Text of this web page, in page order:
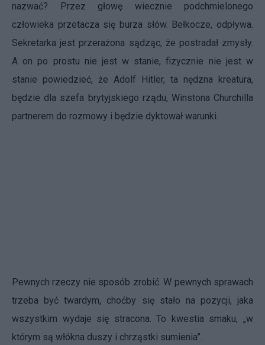
nazwać? Przez głowę wiecznie podchmielonego
człowieka przetacza się burza słów. Bełkocze, odpływa.
Sekretarka jest przerażona sądząc, że postradał zmysły.
A on po prostu nie jest w stanie, fizycznie nie jest w
stanie powiedzieć, że Adolf Hitler, ta nędzna kreatura,
będzie dla szefa brytyjskiego rządu, Winstona Churchilla
partnerem do rozmowy i będzie dyktował warunki.
Pewnych rzeczy nie sposób zrobić. W pewnych sprawach
trzeba być twardym, choćby się stało na pozycji, jaka
wszystkim wydaje się stracona. To kwestia smaku, „w
którym są włókna duszy i chrząstki sumienia”.